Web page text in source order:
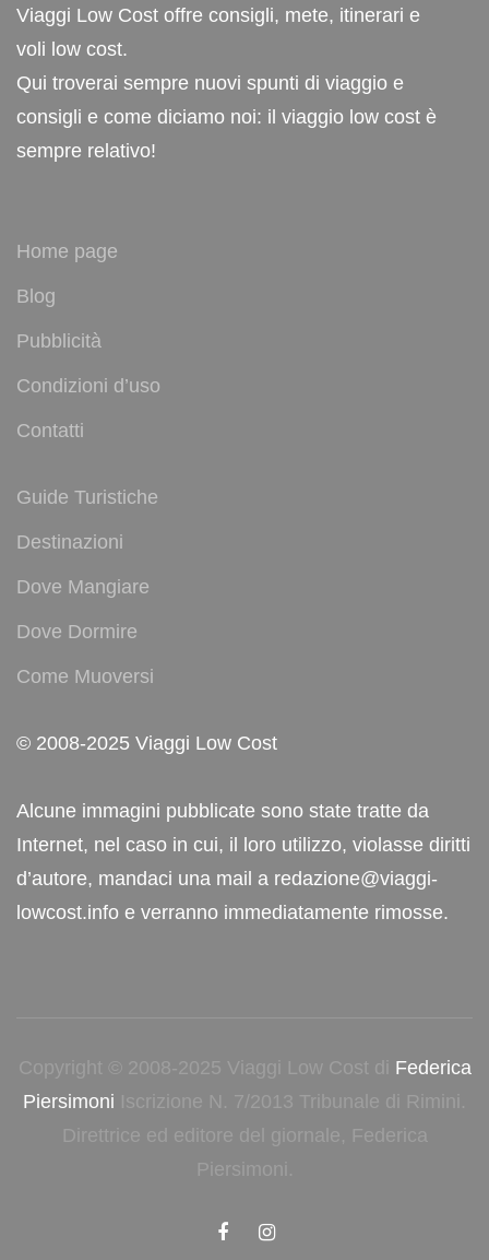
Viaggi Low Cost offre consigli, mete, itinerari e
voli low cost.
Qui troverai sempre nuovi spunti di viaggio e
consigli e come diciamo noi: il viaggio low cost è
sempre relativo!
Home page
Blog
Pubblicità
Condizioni d’uso
Contatti
Guide Turistiche
Destinazioni
Dove Mangiare
Dove Dormire
Come Muoversi
© 2008-2025 Viaggi Low Cost
Alcune immagini pubblicate sono state tratte da
Internet, nel caso in cui, il loro utilizzo, violasse diritti
d’autore, mandaci una mail a redazione@viaggi-
lowcost.info e verranno immediatamente rimosse.
Copyright © 2008-2025 Viaggi Low Cost di Federica
Piersimoni Iscrizione N. 7/2013 Tribunale di Rimini.
Direttrice ed editore del giornale, Federica
Piersimoni.